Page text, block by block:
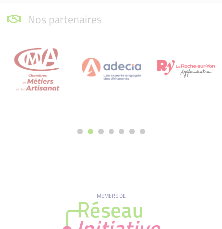
Nos partenaires
MEMBRE DE